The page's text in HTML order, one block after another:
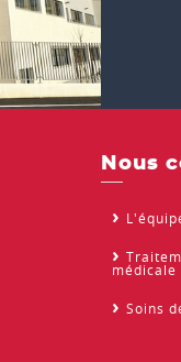
Nous
médicale
Soins